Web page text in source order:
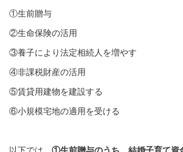
①生前贈与
②生命保険の活用
③養子により法定相続人を増やす
④非課税財産の活用
⑤賃貸用建物を建設する
⑥小規模宅地の適用を受ける